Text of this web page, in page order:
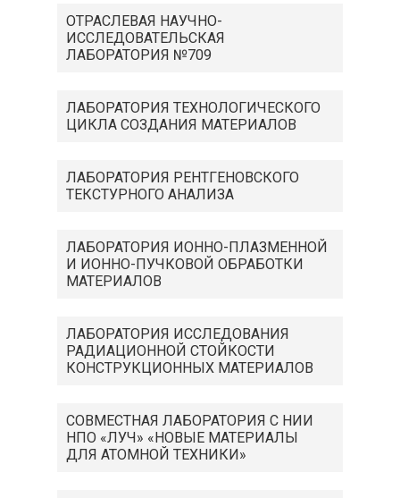
ОТРАСЛЕВАЯ НАУЧНО-
ИССЛЕДОВАТЕЛЬСКАЯ
ЛАБОРАТОРИЯ №709
ЛАБОРАТОРИЯ ТЕХНОЛОГИЧЕСКОГО
ЦИКЛА СОЗДАНИЯ МАТЕРИАЛОВ
ЛАБОРАТОРИЯ РЕНТГЕНОВСКОГО
ТЕКСТУРНОГО АНАЛИЗА
ЛАБОРАТОРИЯ ИОННО-ПЛАЗМЕННОЙ
И ИОННО-ПУЧКОВОЙ ОБРАБОТКИ
МАТЕРИАЛОВ
ЛАБОРАТОРИЯ ИССЛЕДОВАНИЯ
РАДИАЦИОННОЙ СТОЙКОСТИ
КОНСТРУКЦИОННЫХ МАТЕРИАЛОВ
СОВМЕСТНАЯ ЛАБОРАТОРИЯ С НИИ
НПО «ЛУЧ» «НОВЫЕ МАТЕРИАЛЫ
ДЛЯ АТОМНОЙ ТЕХНИКИ»